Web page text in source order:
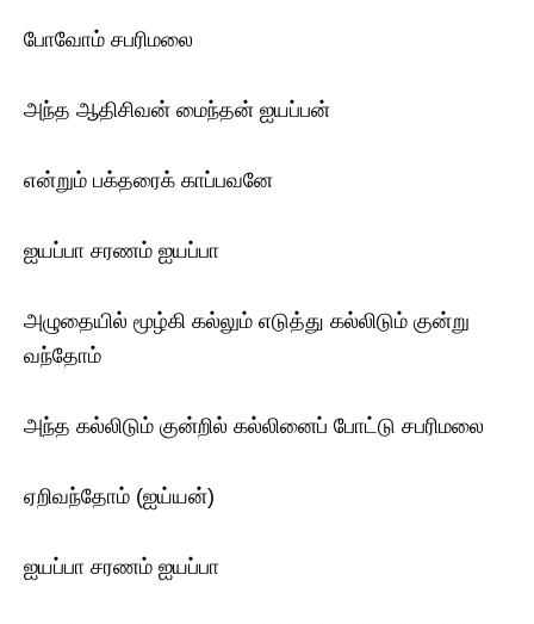
போவோம் சபரிமலை
அந்த‌ ஆதிசிவன் மைந்தன் ஐயப்பன்
என்றும் பக்தரைக் காப்பவனே
ஐயப்பா சரணம் ஐயப்பா
அழுதையில் மூழ்கி கல்லும் எடுத்து கல்லிடும் குன்று
வந்தோம்
அந்த‌ கல்லிடும் குன்றில் கல்லினைப் போட்டு சபரிமலை
ஏறிவந்தோம் (ஐய்யன்)
ஐயப்பா சரணம் ஐயப்பா